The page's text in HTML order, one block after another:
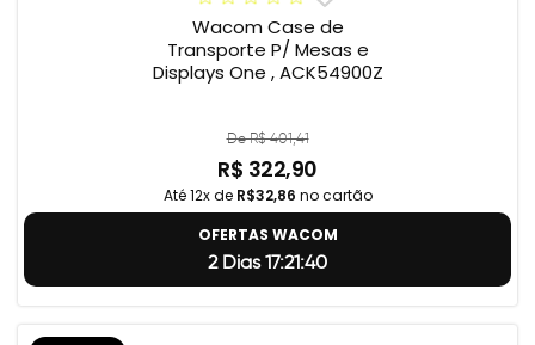
Wacom Case de
Transporte P/ Mesas e
Displays One , ACK54900Z
De R$ 401,41
R$ 322,90
Até 12x de R$32,86 no cartão
OFERTAS WACOM
2 Dias 17:21:39